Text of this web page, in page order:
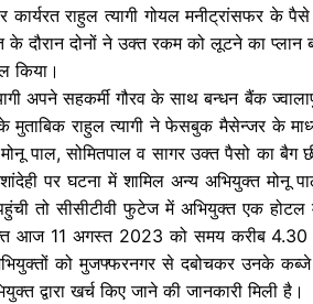
कार्यरत राहुल त्यागी गोयल मनीट्रांसफर
दौरान दोनों ने उक्त रकम को लूटने का प्लान
किया।
अपने सहकर्मी गौरव के साथ बन्धन बैंक
राहुल त्यागी ने फेसबुक मैसेन्जर के
पाल, सोमितपाल व सागर उक्त पैसो का बैग
पर घटना में शामिल अन्य अभियुक्त मोनू
तो सीसीटीवी फुटेज में अभियुक्त एक
आज 11 अगस्त 2023 को समय करीब
को मुजफ्फरनगर से दबोचकर उनके
द्वारा खर्च किए जाने की जानकारी मिली है।